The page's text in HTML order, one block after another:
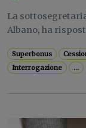
La
Albano, ha
Superbonus
Interrogazione
...